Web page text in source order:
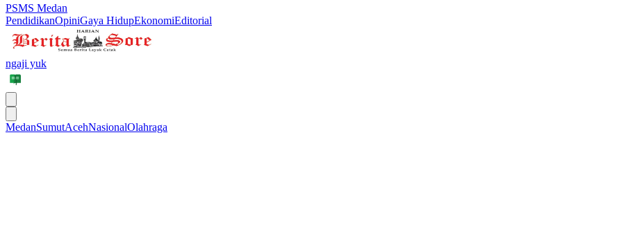
PSMS Medan
PendidikanOpiniGaya HidupEkonomiEditorial
ngaji yuk
MedanSumutAcehNasionalOlahraga